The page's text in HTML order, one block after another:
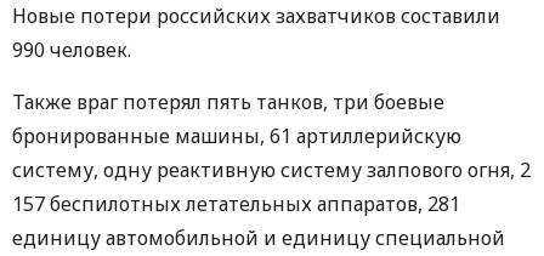
Новые потери российских захватчиков составили
990 человек.
Также враг потерял пять танков, три боевые
бронированные машины, 61 артиллерийскую
систему, одну реактивную систему залпового огня, 2
157 беспилотных летательных аппаратов, 281
единицу автомобильной и единицу специальной